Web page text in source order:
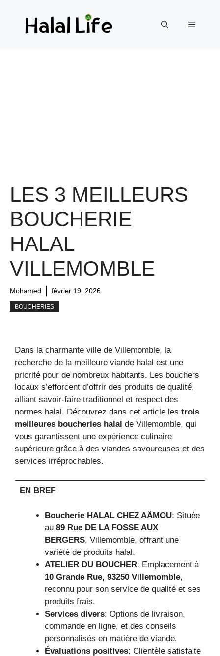
LES 3 MEILLEURS
BOUCHERIE
HALAL
VILLEMOMBLE
Mohamed février 19, 2026
BOUCHERIES
Dans la charmante ville de Villemomble, la
recherche de la meilleure viande halal est une
priorité pour de nombreux habitants. Les bouchers
locaux s’efforcent d’offrir des produits de qualité,
alliant savoir-faire traditionnel et respect des
normes halal. Découvrez dans cet article les trois
meilleures boucheries halal de Villemomble, qui
vous garantissent une expérience culinaire
supérieure grâce à des viandes savoureuses et des
services irréprochables.
EN BREF
Boucherie HALAL CHEZ AÄMOU: Située
au 89 Rue DE LA FOSSE AUX
BERGERS, Villemomble, offrant une
variété de produits halal.
ATELIER DU BOUCHER: Emplacement à
10 Grande Rue, 93250 Villemomble,
reconnu pour son service de qualité et ses
produits frais.
Services divers: Options de livraison,
commande en ligne, et des conseils
personnalisés en matière de viande.
Évaluations positives: Clientèle satisfaite